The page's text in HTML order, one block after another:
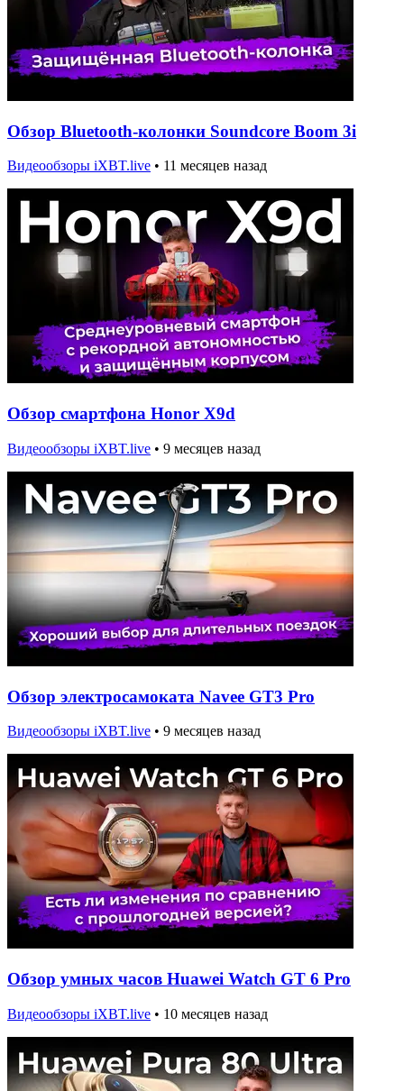
Обзор Bluetooth-колонки Soundcore Boom 3i
Видеообзоры iXBT.live • 11 месяцев назад
Обзор смартфона Honor X9d
Видеообзоры iXBT.live • 9 месяцев назад
Обзор электросамоката Navee GT3 Pro
Видеообзоры iXBT.live • 9 месяцев назад
Обзор умных часов Huawei Watch GT 6 Pro
Видеообзоры iXBT.live • 10 месяцев назад